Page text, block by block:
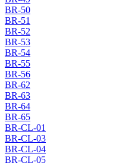
BR-50
BR-51
BR-52
BR-53
BR-54
BR-55
BR-56
BR-62
BR-63
BR-64
BR-65
BR-CL-01
BR-CL-03
BR-CL-04
BR-CL-05